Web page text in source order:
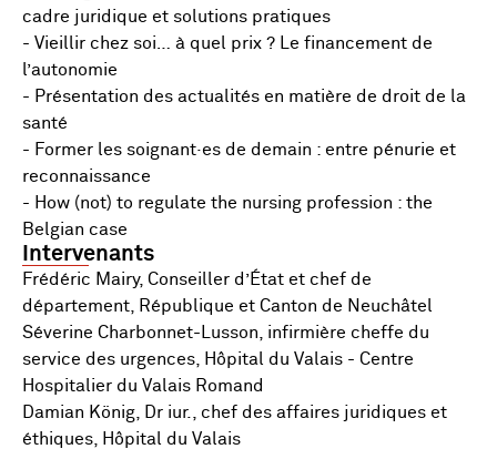
cadre juridique et solutions pratiques
- Vieillir chez soi… à quel prix ? Le financement de
l’autonomie
- Présentation des actualités en matière de droit de la
santé
- Former les soignant·es de demain : entre pénurie et
reconnaissance
- How (not) to regulate the nursing profession : the
Belgian case
Intervenants
Frédéric Mairy, Conseiller d’État et chef de
département, République et Canton de Neuchâtel
Séverine Charbonnet-Lusson, infirmière cheffe du
service des urgences, Hôpital du Valais - Centre
Hospitalier du Valais Romand
Damian König, Dr iur., chef des affaires juridiques et
éthiques, Hôpital du Valais